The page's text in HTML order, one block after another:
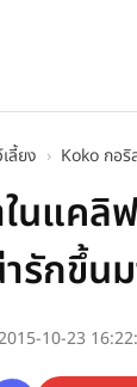
ลี้ยง › Koko กอริ
นแคลิ
รักขึ้น
10-23